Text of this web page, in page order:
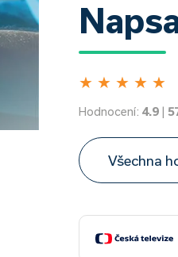
★ ★ ★ ★ ★
Hodnocení: 4.9 |
Všechna